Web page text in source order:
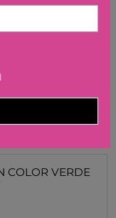
COLOR VERDE